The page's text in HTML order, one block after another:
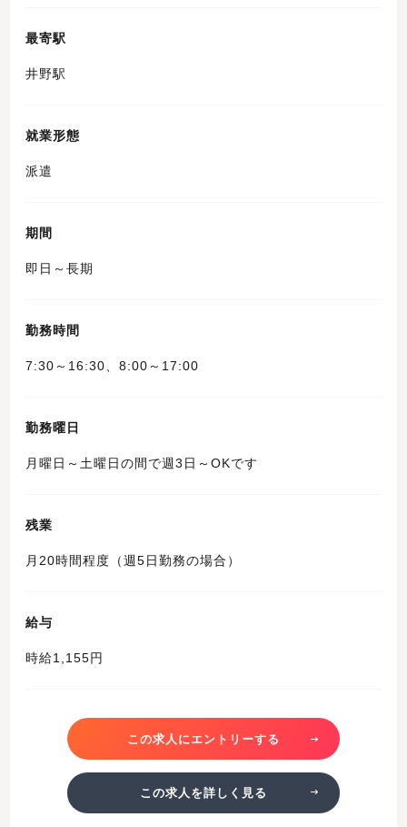
最寄駅
井野駅
就業形態
派遣
期間
即日～長期
勤務時間
7:30～16:30、8:00～17:00
勤務曜日
月曜日～土曜日の間で週3日～OKです
残業
月20時間程度（週5日勤務の場合）
給与
時給1,155円
この求人にエントリーする
この求人を詳しく見る